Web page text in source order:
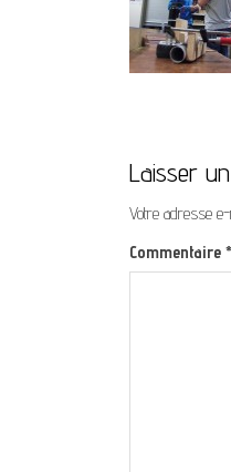
Laisser
Votre adresse
Commentaire *